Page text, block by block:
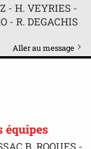
- H. VEYRIES -
- R. DEGACHIS
Aller au message
équipes